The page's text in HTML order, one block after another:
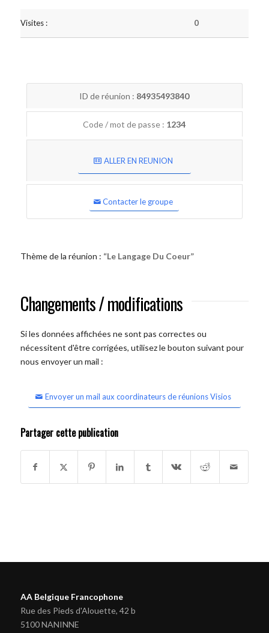
Visites : 0
ID de réunion : 84935493840
Code / mot de passe : 1234
ALLER EN REUNION
Contacter le groupe
Thème de la réunion : “Le Langage Du Coeur”
Changements / modifications
Si les données affichées ne sont pas correctes ou
nécessitent d'être corrigées, utilisez le bouton suivant pour
nous envoyer un mail :
Envoyer un mail aux coordinateurs de réunions Visios
Partager cette publication
AA Belgique Francophone
Rue des Pieds d'Alouette, 42 b
5100 NANINNE